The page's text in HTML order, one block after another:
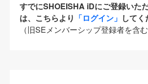
すでにSHOEISHA iDにご登録いた
は、こちらより 「ログイン」 してく
（旧SEメンバーシップ登録者を含む